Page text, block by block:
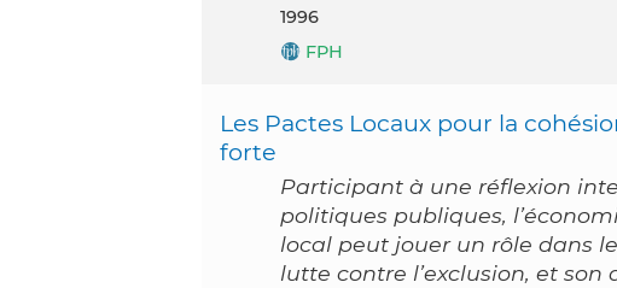
1996
FPH
Les Pactes Locaux pour la
forte
Participant à une réflexion
politiques publiques,
local peut jouer un rôle dans
lutte contre l’exclusion, et